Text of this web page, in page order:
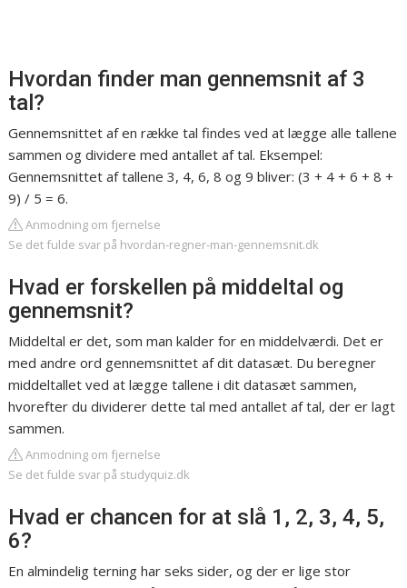
Hvordan finder man gennemsnit af 3
tal?
Gennemsnittet af en række tal findes ved at lægge alle tallene
sammen og dividere med antallet af tal. Eksempel:
Gennemsnittet af tallene 3, 4, 6, 8 og 9 bliver: (3 + 4 + 6 + 8 +
9) / 5 = 6.
Anmodning om fjernelse
Se det fulde svar på hvordan-regner-man-gennemsnit.dk
Hvad er forskellen på middeltal og
gennemsnit?
Middeltal er det, som man kalder for en middelværdi. Det er
med andre ord gennemsnittet af dit datasæt. Du beregner
middeltallet ved at lægge tallene i dit datasæt sammen,
hvorefter du dividerer dette tal med antallet af tal, der er lagt
sammen.
Anmodning om fjernelse
Se det fulde svar på studyquiz.dk
Hvad er chancen for at slå 1, 2, 3, 4, 5,
6?
En almindelig terning har seks sider, og der er lige stor